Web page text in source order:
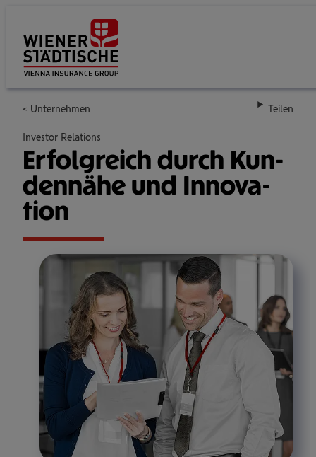
Unternehmen Teilen
Investor Relations
Erfolg­reich durch Kun­
den­nähe und Inno­va­
tion